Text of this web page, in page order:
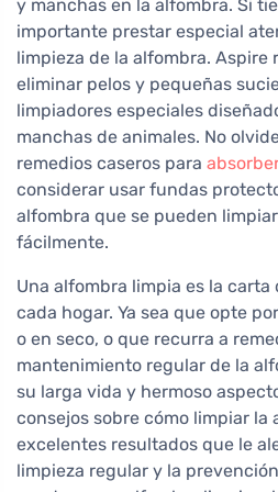
y manchas en la alfombra. Si
importante prestar especial
limpieza de la alfombra. Aspire
eliminar pelos y pequeñas
limpiadores especiales
manchas de animales. No
remedios caseros para
considerar usar fundas
alfombra que se pueden
fácilmente.
Una alfombra limpia es la
cada hogar. Ya sea que opte
o en seco, o que recurra a
mantenimiento regular de la
su larga vida y hermoso
consejos sobre cómo limpiar la
excelentes resultados que le
limpieza regular y la